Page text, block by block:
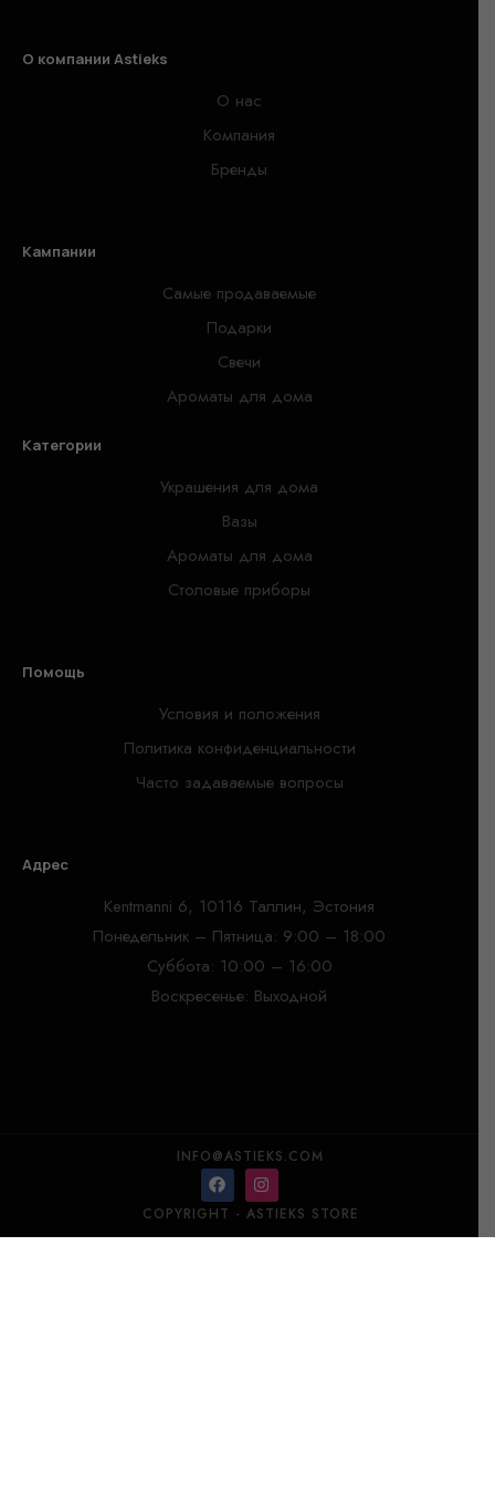
О компании Astieks
О нас
Компания
Бренды
Кампании
Самые продаваемые
Подарки
Свечи
Ароматы для дома
Категории
Украшения для дома
Вазы
Ароматы для дома
Столовые приборы
Помощь
Условия и положения
Политика конфиденциальности
Часто задаваемые вопросы
Адрес
Kentmanni 6, 10116 Таллин, Эстония
Понедельник – Пятница: 9:00 – 18:00
Суббота: 10:00 – 16:00
Воскресенье: Выходной
INFO@ASTIEKS.COM
COPYRIGHT - ASTIEKS STORE